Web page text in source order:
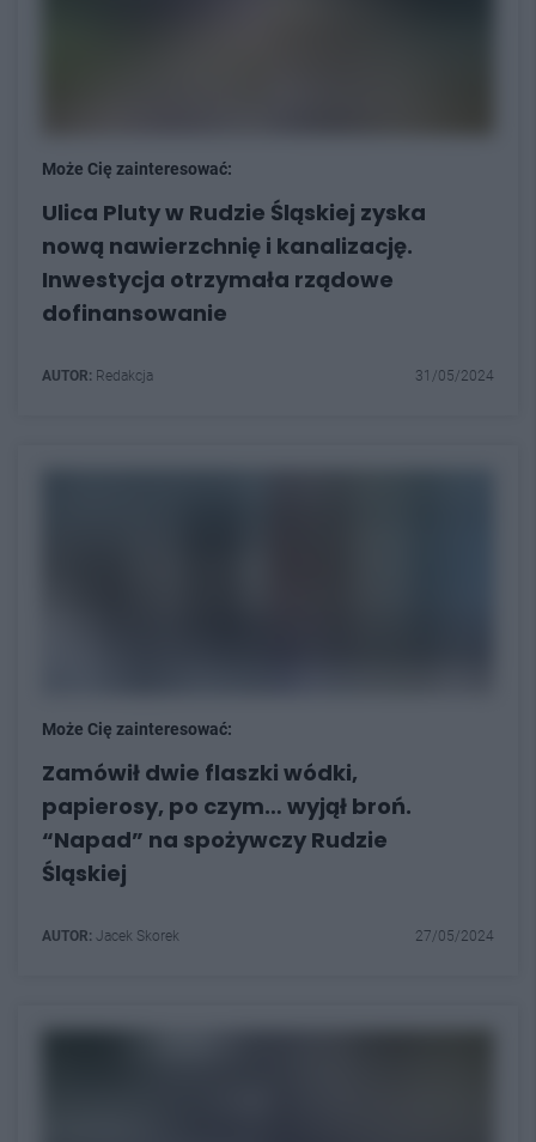
Może Cię zainteresować:
Ulica Pluty w Rudzie Śląskiej zyska
nową nawierzchnię i kanalizację.
Inwestycja otrzymała rządowe
dofinansowanie
AUTOR: Redakcja 31/05/2024
Może Cię zainteresować:
Zamówił dwie flaszki wódki,
papierosy, po czym… wyjął broń.
“Napad” na spożywczy Rudzie
Śląskiej
AUTOR: Jacek Skorek 27/05/2024